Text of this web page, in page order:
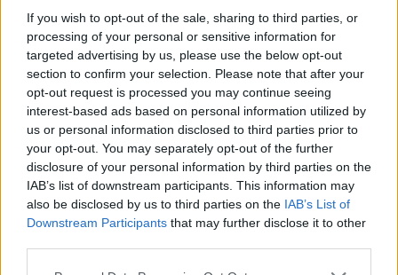
If you wish to opt-out of the sale, sharing to third parties, or
processing of your personal or sensitive information for
targeted advertising by us, please use the below opt-out
section to confirm your selection. Please note that after your
opt-out request is processed you may continue seeing
interest-based ads based on personal information utilized by
us or personal information disclosed to third parties prior to
your opt-out. You may separately opt-out of the further
disclosure of your personal information by third parties on the
IAB’s list of downstream participants. This information may
also be disclosed by us to third parties on the IAB’s List of
Downstream Participants that may further disclose it to other
OSK csapatkapitányát
Nőileg
Sándor Ella: Na, indíts, s
menjünk!